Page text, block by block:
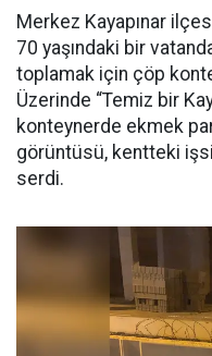
Merkez Kayapınar
70 yaşındaki bir
toplamak için çöp
Üzerinde “Temiz bir
konteynerde ekmek
görüntüsü, kentteki
serdi.